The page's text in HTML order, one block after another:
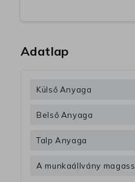
Adatlap
Külső Anyaga
Belső Anyaga
Talp Anyaga
A munkaállvány